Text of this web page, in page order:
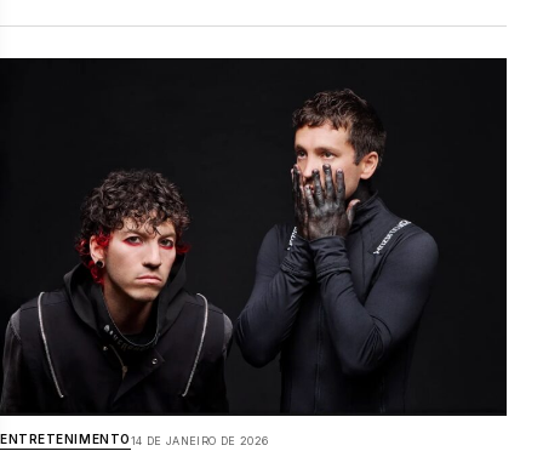
ENTRETENIMENTO14 DE JANEIRO DE 2026